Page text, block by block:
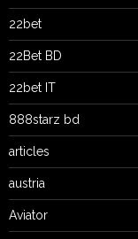
22bet
22Bet BD
22bet IT
888starz bd
articles
austria
Aviator